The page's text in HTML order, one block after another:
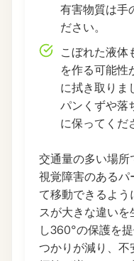
有害物質は手
ださい。
こぼれた液体
を作る可能性
に拭き取りま
パンくずや落
に保ってくだ
交通量の多い場所
視覚障害のあるパ
て移動できるよ
スが大きな違い
し360°の保護を
つかりが減り、